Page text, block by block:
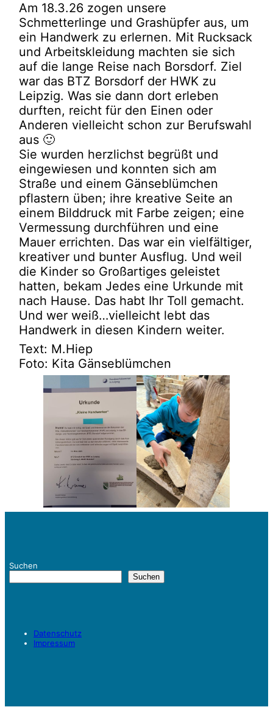
Am 18.3.26 zogen unsere
Schmetterlinge und Grashüpfer aus, um
ein Handwerk zu erlernen. Mit Rucksack
und Arbeitskleidung machten sie sich
auf die lange Reise nach Borsdorf. Ziel
war das BTZ Borsdorf der HWK zu
Leipzig. Was sie dann dort erleben
durften, reicht für den Einen oder
Anderen vielleicht schon zur Berufswahl
aus 🙂
Sie wurden herzlichst begrüßt und
eingewiesen und konnten sich am
Straße und einem Gänseblümchen
pflastern üben; ihre kreative Seite an
einem Bilddruck mit Farbe zeigen; eine
Vermessung durchführen und eine
Mauer errichten. Das war ein vielfältiger,
kreativer und bunter Ausflug. Und weil
die Kinder so Großartiges geleistet
hatten, bekam Jedes eine Urkunde mit
nach Hause. Das habt Ihr Toll gemacht.
Und wer weiß…vielleicht lebt das
Handwerk in diesen Kindern weiter.
Text: M.Hiep
Foto: Kita Gänseblümchen
Suchen
Suchen
Datenschutz
Impressum